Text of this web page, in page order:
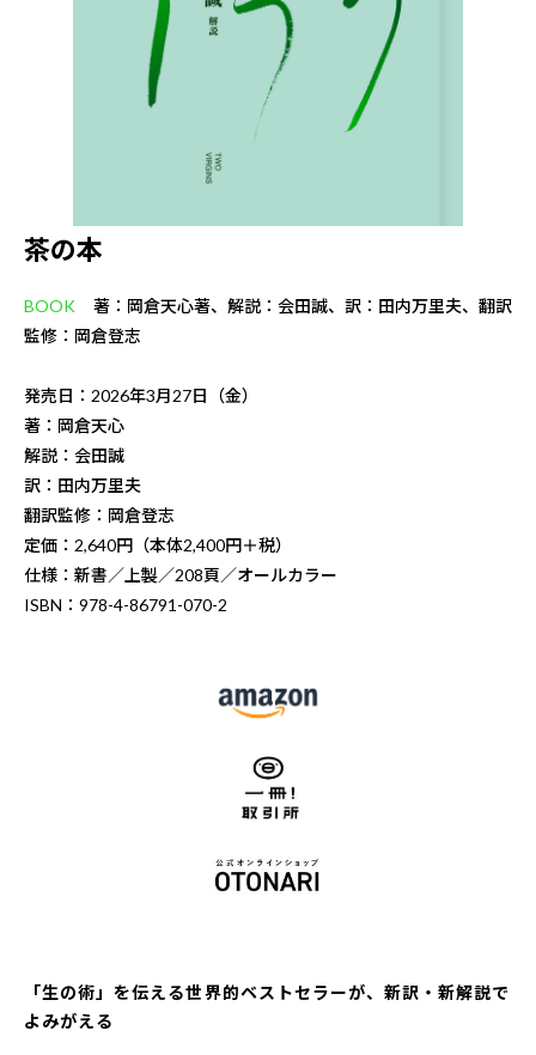
茶の本
BOOK
著：岡倉天心著、解説：会田誠、訳：田内万里夫、翻訳
監修：岡倉登志
発売日：2026年3月27日（金）
著：岡倉天心
解説：会田誠
訳：田内万里夫
翻訳監修：岡倉登志
定価：2,640円（本体2,400円＋税）
仕様：新書／上製／208頁／オールカラー
ISBN：978-4-86791-070-2
「生の術」を伝える世界的ベストセラーが、新訳・新解説で
よみがえる